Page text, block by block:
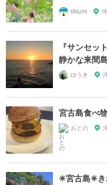
tikiumi
『サンセッ
静かな来間島
ゆうき
宮古島食べ
おとの
✳︎宮古島✳︎き